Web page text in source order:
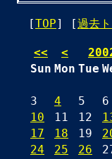
[TOP] [過去
<< <
Sun Mon Tue
3
4 5 6
10
11 12
17
18 19
24
25 26